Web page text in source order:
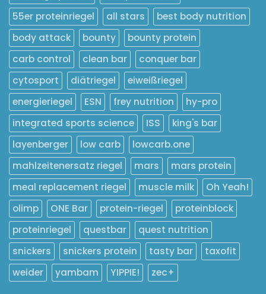
55er proteinriegel
all stars
best body nutrition
body attack
bounty
bounty protein
carb control
clean bar
conquer bar
cytosport
diätriegel
eiweißriegel
energieriegel
ESN frey nutrition
hy-pro
integrated sports science
ISS
king's bar
layenberger
low carb
lowcarb.one
mahlzeitenersatz riegel
mars
mars protein
meal replacement riegel
muscle milk
Oh Yeah!
olimp
ONE Bar protein-riegel
proteinblock
proteinriegel
questbar
quest nutrition
snickers
snickers protein tasty bar
taxofit
weider
yambam YIPPIE! zec+